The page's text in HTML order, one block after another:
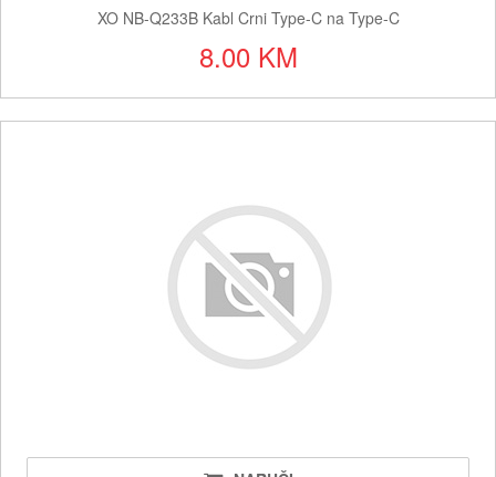
XO NB-Q233B Kabl Crni Type-C na Type-C
8.00 KM